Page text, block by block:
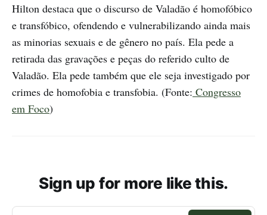
Hilton destaca que o discurso de Valadão é homofóbico
e transfóbico, ofendendo e vulnerabilizando ainda mais
as minorias sexuais e de gênero no país. Ela pede a
retirada das gravações e peças do referido culto de
Valadão. Ela pede também que ele seja investigado por
crimes de homofobia e transfobia. (Fonte: Congresso
em Foco)
Sign up for more like this.